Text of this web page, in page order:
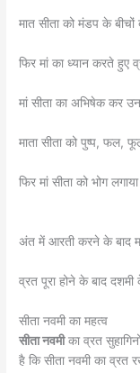
मात सीता को मंडप के बीचों
फिर मां का ध्यान करते हुए
मां सीता का अभिषेक कर
माता सीता को पुष्प, फल,
फिर मां सीता को भोग
अंत में आरती करने के बाद
व्रत पूरा होने के बाद दशमी
सीता नवमी का महत्व
सीता नवमीका व्रत
है कि सीता नवमी का व्रत